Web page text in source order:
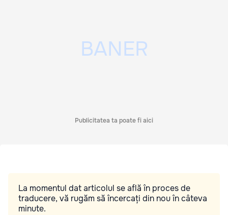
Publicitatea ta poate fi aici
La momentul dat articolul se află în proces de
traducere, vă rugăm să încercați din nou în câteva
minute.